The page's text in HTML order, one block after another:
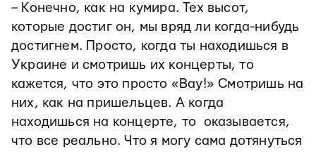
– Конечно, как на кумира. Тех высот,
которые достиг он, мы вряд ли когда-нибудь
достигнем. Просто, когда ты находишься в
Украине и смотришь их концерты, то
кажется, что это просто «Вау!» Смотришь на
них, как на пришельцев. А когда
находишься на концерте, то оказывается,
что все реально. Что я могу сама дотянуться